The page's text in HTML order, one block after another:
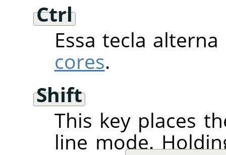
Ctrl
Essa tecla
cores.
Shift
This key places
line mode.